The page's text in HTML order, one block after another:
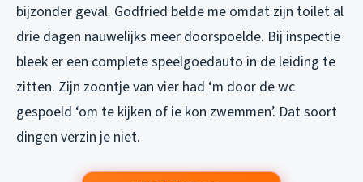
bijzonder geval. Godfried belde me omdat zijn toilet al
drie dagen nauwelijks meer doorspoelde. Bij inspectie
bleek er een complete speelgoedauto in de leiding te
zitten. Zijn zoontje van vier had ‘m door de wc
gespoeld ‘om te kijken of ie kon zwemmen’. Dat soort
dingen verzin je niet.